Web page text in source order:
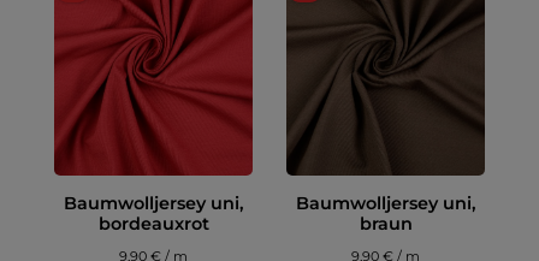
Baumwolljersey uni,
bordeauxrot
9,90 € / m
Baumwolljersey uni,
braun
9,90 € / m